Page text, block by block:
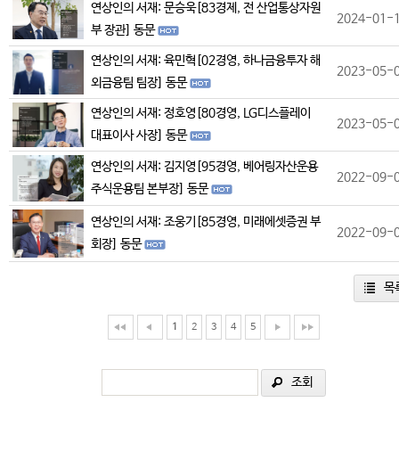
연상인의 서재: 문승욱[83경제, 전 산업통상자원
부 장관] 동문
2024-01-
연상인의 서재: 육민혁[02경영, 하나금융투자 해
외금융팀 팀장] 동문
2023-05-
연상인의 서재: 정호영[80경영, LG디스플레이
대표이사 사장] 동문
2023-05-
연상인의 서재: 김지영[95경영, 베어링자산운용
주식운용팀 본부장] 동문
2022-09-
연상인의 서재: 조웅기[85경영, 미래에셋증권 부
회장] 동문
2022-09-
목
1 2 3 4 5
조회